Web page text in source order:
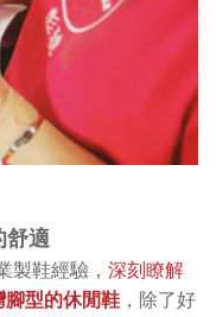
舒適
製鞋經驗， 深刻瞭解
型的休閒鞋 ，除了好